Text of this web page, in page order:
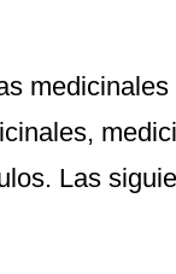
medicinales
Las